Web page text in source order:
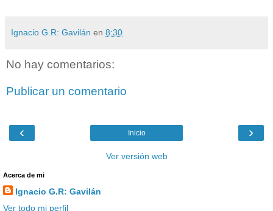
Ignacio G.R: Gavilán en 8:30
No hay comentarios:
Publicar un comentario
‹ ›
Inicio
Ver versión web
Acerca de mi
Ignacio G.R: Gavilán
Ver todo mi perfil